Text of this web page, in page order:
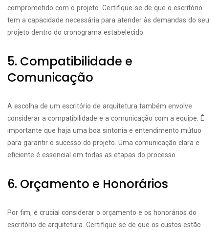
comprometido com o projeto. Certifique-se de que o escritório
tem a capacidade necessária para atender às demandas do seu
projeto dentro do cronograma estabelecido.
5. Compatibilidade e
Comunicação
A escolha de um escritório de arquitetura também envolve
considerar a compatibilidade e a comunicação com a equipe. É
importante que haja uma boa sintonia e entendimento mútuo
para garantir o sucesso do projeto. Uma comunicação clara e
eficiente é essencial em todas as etapas do processo.
6. Orçamento e Honorários
Por fim, é crucial considerar o orçamento e os honorários do
escritório de arquitetura. Certifique-se de que os custos estão